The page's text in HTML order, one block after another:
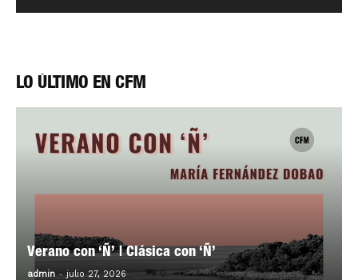
LO ÚLTIMO EN CFM
Verano con ‘Ñ’ | Clásica con ‘Ñ’
admin - julio 27, 2026 0